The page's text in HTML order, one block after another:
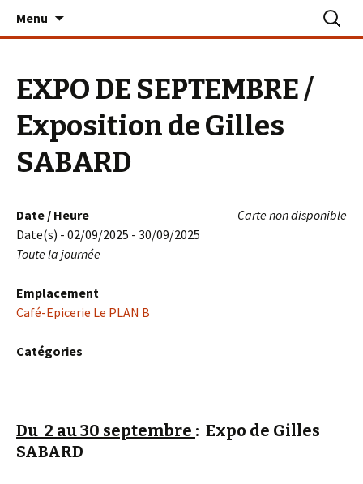
Le PLAN B – La Turballe
Menu
EXPO DE SEPTEMBRE /
Exposition de Gilles
SABARD
Carte non disponible
Date / Heure
Date(s) - 02/09/2025 - 30/09/2025
Toute la journée
Emplacement
Café-Epicerie Le PLAN B
Catégories
Du 2 au 30 septembre : Expo de Gilles
SABARD